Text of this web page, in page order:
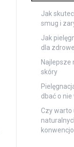
Jak
smug i
Jak
dla
Najlepsze
skóry
dbać o
Czy